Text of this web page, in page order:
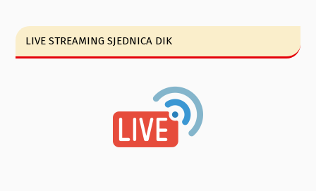
LIVE STREAMING SJEDNICA DIK